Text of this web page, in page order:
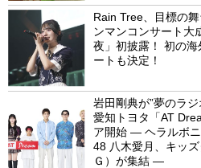
Rain Tree、目標の
ンマンコンサート大
夜」初披露！ 初の
ートも決定！
岩田剛典が”夢のラジ
愛知トヨタ「AT
ア開始 ― ヘラルボ
48 八木愛月、キッ
Ｇ）が集結 ―